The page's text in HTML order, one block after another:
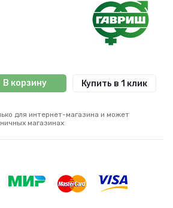
В корзину Купить в 1 клик
для интернет-магазина и может
магазинах